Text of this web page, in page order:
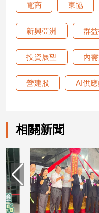
電商 東協
新興亞洲 群
投資展望 內
營建股 AI供
相關新聞